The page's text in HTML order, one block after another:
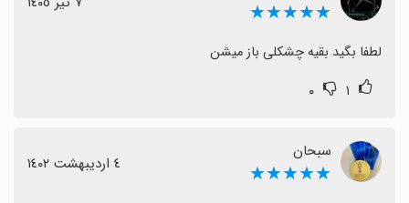
★★★★★
لطفا بگید بقیه چشکلی باز میشن
۱ ۰
سبحان
★★★★★ ٤ اردیبهشت ١٤٠٢